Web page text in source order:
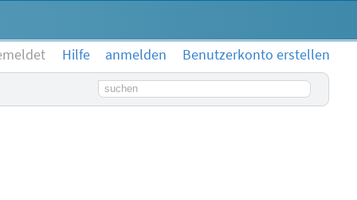
Hilfe anmelden
Benutzerkonto erstellen
Suchbegriff